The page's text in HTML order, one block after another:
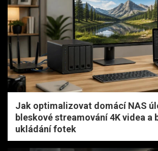
Jak optimalizovat domácí NAS
bleskové streamování 4K videa a
ukládání fotek